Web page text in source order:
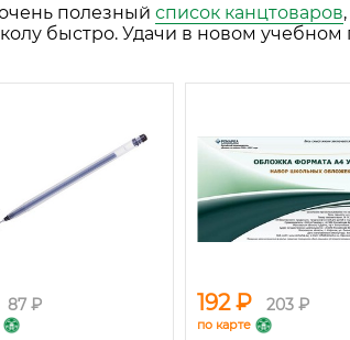
полезный список канцтоваров
быстро. Удачи в новом учебном
87 ₽ 192 ₽ 203 ₽
по карте